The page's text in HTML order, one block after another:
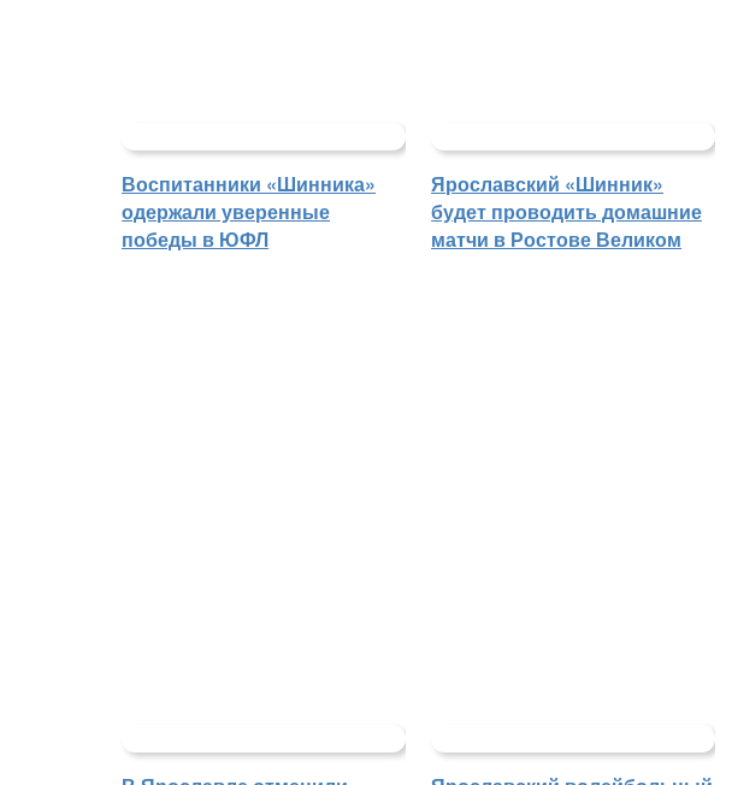
Воспитанники «Шинника»
одержали уверенные
победы в ЮФЛ
Ярославский «Шинник»
будет проводить домашние
матчи в Ростове Великом